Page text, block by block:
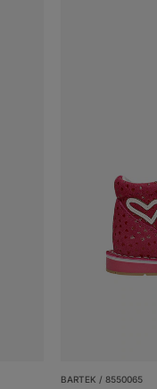
BARTEK / 8550065